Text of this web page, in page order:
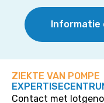
Informatie
ZIEKTE VAN POMPE
Contact met